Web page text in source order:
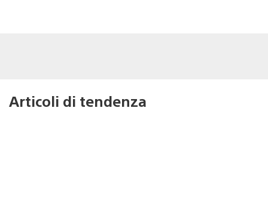
Articoli di tendenza